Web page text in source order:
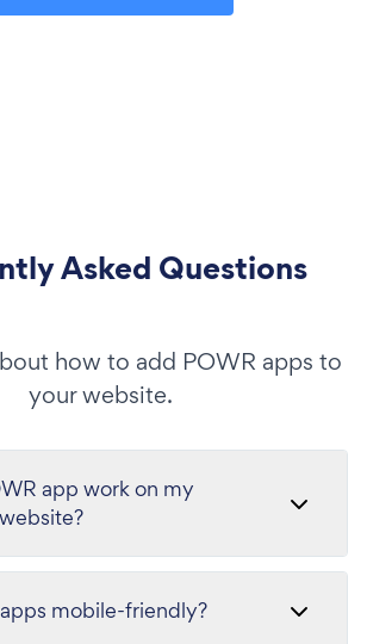
Asked Questions
how to add POWR apps to
your website.
app work on my
mobile-friendly?